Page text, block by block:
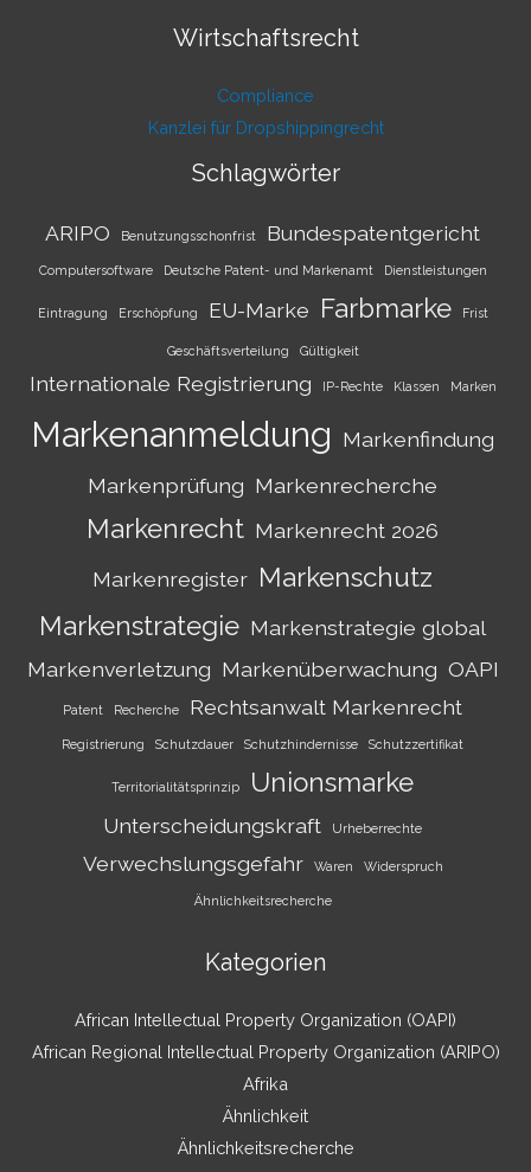
Wirtschaftsrecht
Compliance
Kanzlei für Dropshippingrecht
Schlagwörter
ARIPO Benutzungsschonfrist Bundespatentgericht
Computersoftware Deutsche Patent- und Markenamt Dienstleistungen
Eintragung Erschöpfung EU-Marke Farbmarke Frist
Geschäftsverteilung Gültigkeit
Internationale Registrierung IP-Rechte Klassen Marken
Markenanmeldung Markenfindung
Markenprüfung Markenrecherche
Markenrecht Markenrecht 2026
Markenregister Markenschutz
Markenstrategie Markenstrategie global
Markenverletzung Markenüberwachung OAPI
Patent Recherche Rechtsanwalt Markenrecht
Registrierung Schutzdauer Schutzhindernisse Schutzzertifikat
Territorialitätsprinzip Unionsmarke
Unterscheidungskraft Urheberrechte
Verwechslungsgefahr Waren Widerspruch
Ähnlichkeitsrecherche
Kategorien
African Intellectual Property Organization (OAPI)
African Regional Intellectual Property Organization (ARIPO)
Afrika
Ähnlichkeit
Ähnlichkeitsrecherche